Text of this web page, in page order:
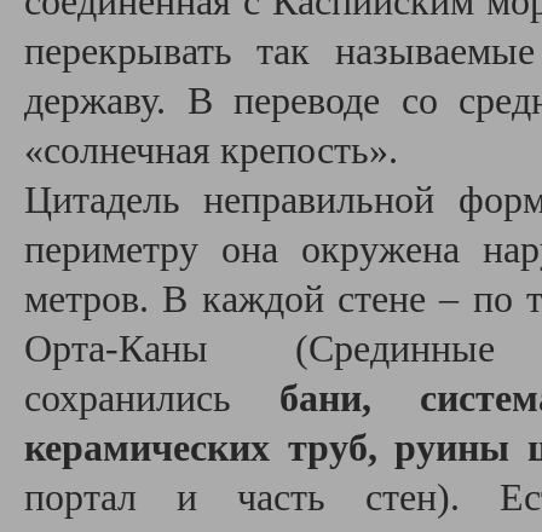
перекрывать так
державу. В переводе со
«солнечная крепость».
Цитадель неправильной
периметру она окружена
метров. В каждой стене – по
Орта-Каны
сохранились бани,
керамических труб, руины
портал и часть стен).